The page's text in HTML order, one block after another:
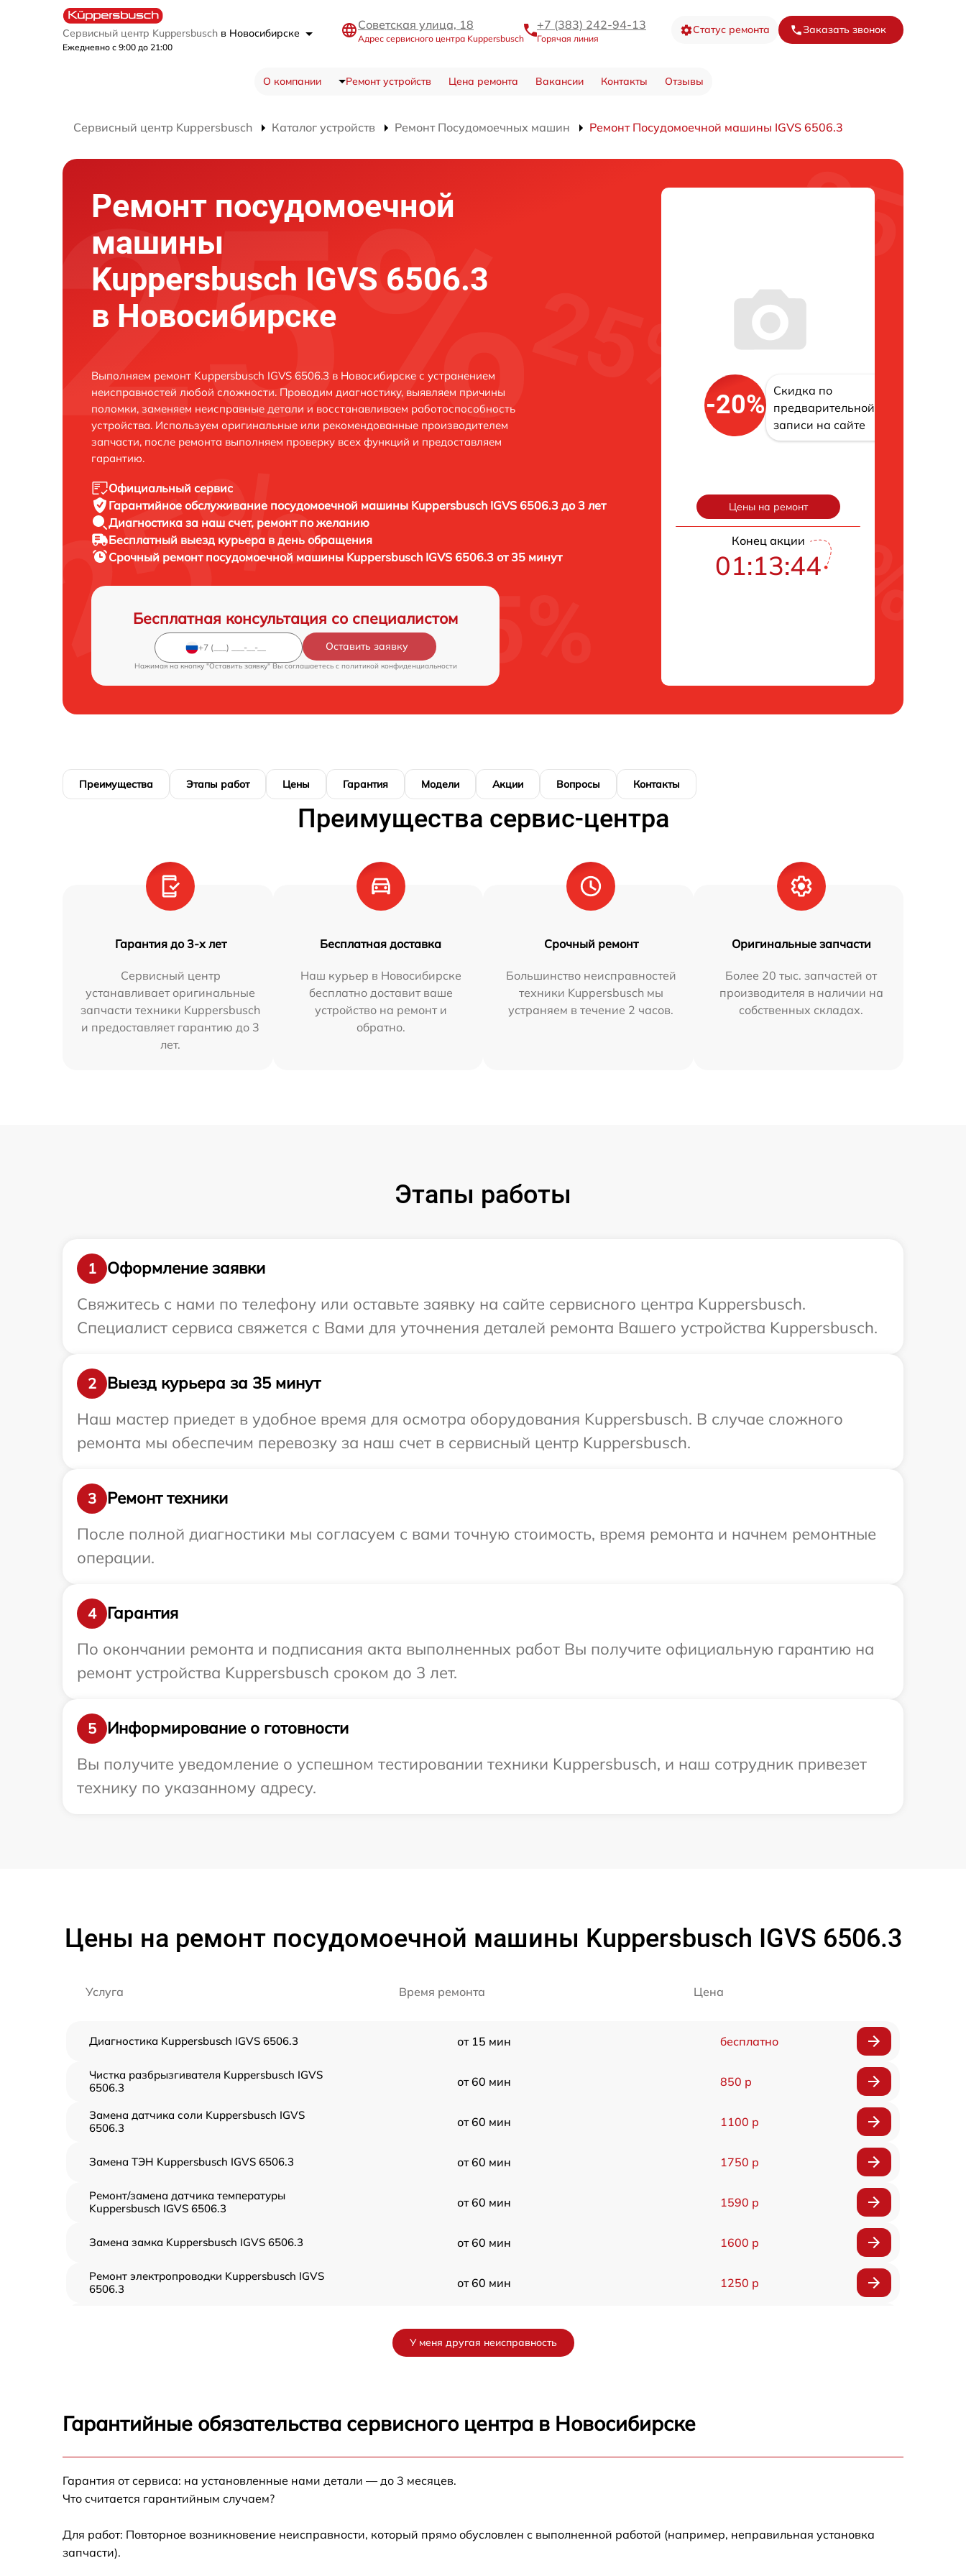
Сервисный центр Kuppersbusch в Новосибирске
Ежедневно с 9:00 до 21:00
Советская улица, 18
Адрес сервисного центра Kuppersbusch
+7 (383) 242-94-13
Горячая линия
Статус ремонта Заказать звонок
О компании Ремонт устройств Цена ремонта Вакансии Контакты Отзывы
Сервисный центр Kuppersbusch Каталог устройств Ремонт Посудомоечных машин Ремонт Посудомоечной машины IGVS 6506.3
Ремонт посудомоечной
машины
Kuppersbusch IGVS 6506.3
в Новосибирске
Выполняем ремонт Kuppersbusch IGVS 6506.3 в Новосибирске с устранением
неисправностей любой сложности. Проводим диагностику, выявляем причины
поломки, заменяем неисправные детали и восстанавливаем работоспособность
устройства. Используем оригинальные или рекомендованные производителем
запчасти, после ремонта выполняем проверку всех функций и предоставляем
гарантию.
Официальный сервис
Гарантийное обслуживание посудомоечной машины Kuppersbusch IGVS 6506.3 до 3 лет
Диагностика за наш счет, ремонт по желанию
Бесплатный выезд курьера в день обращения
Срочный ремонт посудомоечной машины Kuppersbusch IGVS 6506.3 от 35 минут
Бесплатная консультация со специалистом
Оставить заявку
Нажимая на кнопку "Оставить заявку" Вы соглашаетесь c политикой конфиденциальности
-20%
Скидка по
предварительной
записи на сайте
Цены на ремонт
Конец акции
01:13:43
Преимущества Этапы работ Цены Гарантия Модели Акции Вопросы Контакты
Преимущества сервис-центра
Гарантия до 3-х лет
Сервисный центр
устанавливает оригинальные
запчасти техники Kuppersbusch
и предоставляет гарантию до 3
лет.
Бесплатная доставка
Наш курьер в Новосибирске
бесплатно доставит ваше
устройство на ремонт и
обратно.
Срочный ремонт
Большинство неисправностей
техники Kuppersbusch мы
устраняем в течение 2 часов.
Оригинальные запчасти
Более 20 тыс. запчастей от
производителя в наличии на
собственных складах.
Этапы работы
1
Оформление заявки
Свяжитесь с нами по телефону или оставьте заявку на сайте сервисного центра Kuppersbusch.
Специалист сервиса свяжется с Вами для уточнения деталей ремонта Вашего устройства Kuppersbusch.
2
Выезд курьера за 35 минут
Наш мастер приедет в удобное время для осмотра оборудования Kuppersbusch. В случае сложного
ремонта мы обеспечим перевозку за наш счет в сервисный центр Kuppersbusch.
3
Ремонт техники
После полной диагностики мы согласуем с вами точную стоимость, время ремонта и начнем ремонтные
операции.
4
Гарантия
По окончании ремонта и подписания акта выполненных работ Вы получите официальную гарантию на
ремонт устройства Kuppersbusch сроком до 3 лет.
5
Информирование о готовности
Вы получите уведомление о успешном тестировании техники Kuppersbusch, и наш сотрудник привезет
технику по указанному адресу.
Цены на ремонт посудомоечной машины Kuppersbusch IGVS 6506.3
Услуга Время ремонта Цена
Диагностика Kuppersbusch IGVS 6506.3 от 15 мин бесплатно
Чистка разбрызгивателя Kuppersbusch IGVS
6506.3
от 60 мин 850 р
Замена датчика соли Kuppersbusch IGVS
6506.3
от 60 мин 1100 р
Замена ТЭН Kuppersbusch IGVS 6506.3 от 60 мин 1750 р
Ремонт/замена датчика температуры
Kuppersbusch IGVS 6506.3
от 60 мин 1590 р
Замена замка Kuppersbusch IGVS 6506.3 от 60 мин 1600 р
Ремонт электропроводки Kuppersbusch IGVS
6506.3
от 60 мин 1250 р
Kuppersbusch IGVS 6506.3
IGVS 6506.3
от 60 мин 1550 р
Замена панели управления Kuppersbusch
IGVS 6506.3
Замена расходомера Kuppersbusch IGVS
6506.3
от 60 мин 1600 р
У меня другая неисправность
Гарантийные обязательства сервисного центра в Новосибирске
Гарантия от сервиса: на установленные нами детали — до 3 месяцев.
Что считается гарантийным случаем?
Для работ: Повторное возникновение неисправности, который прямо обусловлен с выполненной работой (например, неправильная установка
запчасти).